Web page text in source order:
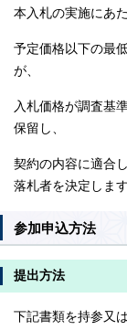
本入札の実施にあ
予定価格以下の最
が、
入札価格が調査基
保留し、
契約の内容に適合
落札者を決定します
参加申込方法
提出方法
下記書類を持参又